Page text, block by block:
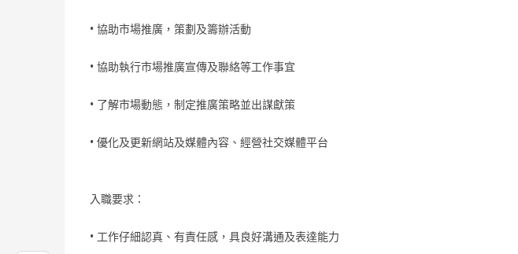
• 協助市場推廣，策劃及籌辦活動
• 協助執行市場推廣宣傳及聯絡等工作事宜
• 了解市場動態，制定推廣策略並出謀獻策
• 優化及更新網站及媒體內容、經營社交媒體平台
入職要求：
• 工作仔細認真、有責任感，具良好溝通及表達能力